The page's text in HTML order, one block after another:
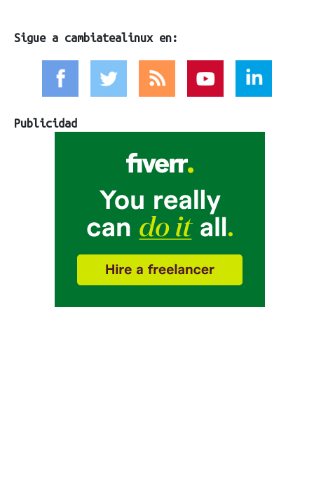
Sigue a cambiatealinux en:
Publicidad